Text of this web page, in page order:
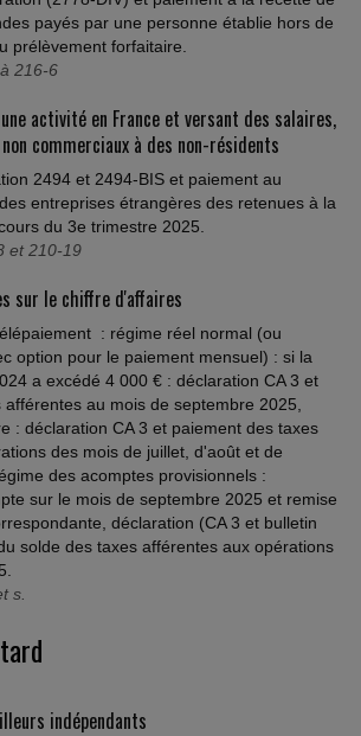
payés par une personne établie hors de
prélèvement forfaitaire.
216-6
activité en France et versant des salaires,
commerciaux à des non-résidents
2494 et 2494-BIS et paiement au
entreprises étrangères des retenues à la
du 3e trimestre 2025.
et 210-19
sur le chiffre d'affaires
: régime réel normal (ou
option pour le paiement mensuel) : si la
a excédé 4 000 € : déclaration CA 3 et
au mois de septembre 2025,
: déclaration CA 3 et paiement des taxes
des mois de juillet, d'août et de
des acomptes provisionnels :
sur le mois de septembre 2025 et remise
déclaration (CA 3 et bulletin
solde des taxes afférentes aux opérations
s.
indépendants